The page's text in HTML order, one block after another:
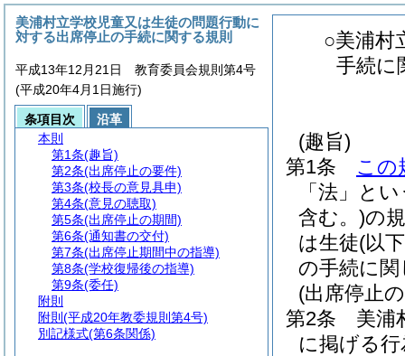
○美浦村
手続に
(趣旨)
第1条
この
「法」と
含む。)の
は生徒(以
の手続に
(出席停止
第2条
美浦
に掲げる
美浦村立学校児童又は生徒の問題行動に
対する出席停止の手続に関する規則
平成13年12月21日 教育委員会規則第4号
(平成20年4月1日施行)
条項目次
沿革
本則
第1条(趣旨)
第2条(出席停止の要件)
第3条(校長の意見具申)
第4条(意見の聴取)
第5条(出席停止の期間)
第6条(通知書の交付)
第7条(出席停止期間中の指導)
第8条(学校復帰後の指導)
第9条(委任)
附則
附則 (平成20年教委規則第4号)
別記様式(第6条関係)